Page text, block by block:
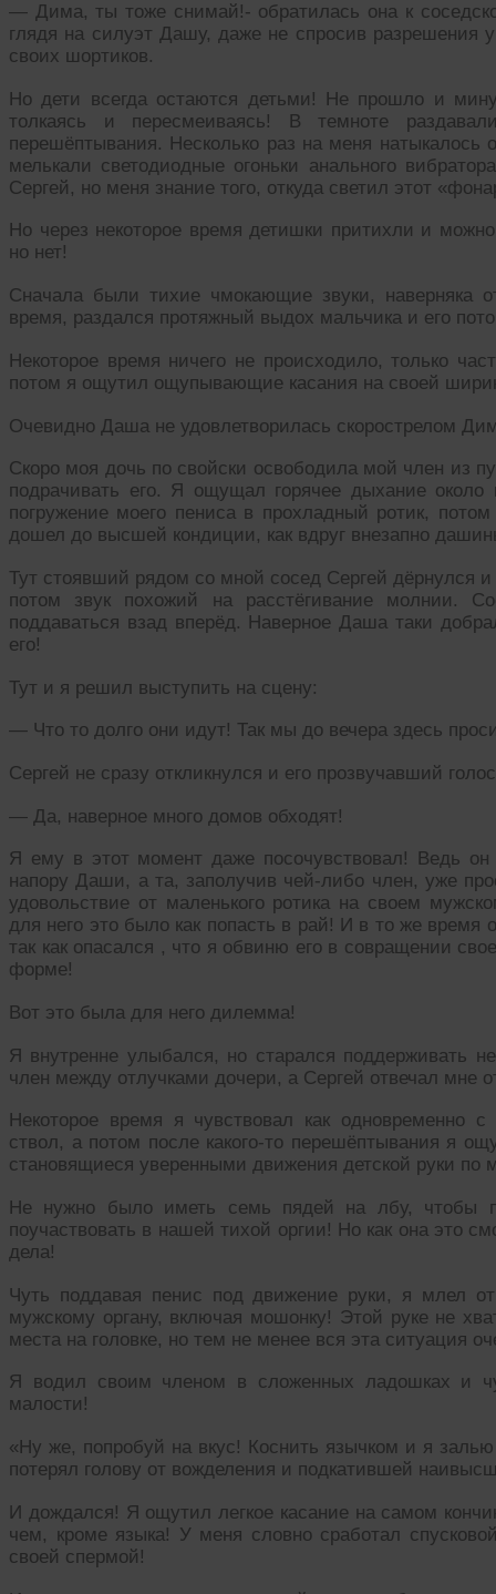
— Дима, ты тоже снимай!- обратилась она к
глядя на силуэт Дашу, даже не спросив разрешения
своих шортиков.
Но дети всегда остаются детьми! Не прошло и
толкаясь и пересмеиваясь! В темноте
перешёптывания. Несколько раз на меня
мелькали светодиодные огоньки анального
Сергей, но меня знание того, откуда светил этот
Но через некоторое время детишки притихли и
но нет!
Сначала были тихие чмокающие звуки, наверняка
время, раздался протяжный выдох мальчика и его
Некоторое время ничего не происходило, только
потом я ощутил ощупывающие касания на своей
Очевидно Даша не удовлетворилась скорострелом
Скоро моя дочь по свойски освободила мой член из
подрачивать его. Я ощущал горячее дыхание около
погружение моего пениса в прохладный ротик,
дошел до высшей кондиции, как вдруг внезапно
Тут стоявший рядом со мной сосед Сергей дёрнулся
потом звук похожий на расстёгивание молнии.
поддаваться взад вперёд. Наверное Даша таки
его!
Тут и я решил выступить на сцену:
— Что то долго они идут! Так мы до вечера здесь
Сергей не сразу откликнулся и его прозвучавший
— Да, наверное много домов обходят!
Я ему в этот момент даже посочувствовал! Ведь он
напору Даши, а та, заполучив чей-либо член, уже
удовольствие от маленького ротика на своем
для него это было как попасть в рай! И в то же время
так как опасался , что я обвиню его в совращении
форме!
Вот это была для него дилемма!
Я внутренне улыбался, но старался поддерживать
член между отлучками дочери, а Сергей отвечал
Некоторое время я чувствовал как
ствол, а потом после какого-то перешёптывания я
становящиеся уверенными движения детской руки по
Не нужно было иметь семь пядей на лбу, чтобы
поучаствовать в нашей тихой оргии! Но как она это
дела!
Чуть поддавая пенис под движение руки, я млел
мужскому органу, включая мошонку! Этой руке не
места на головке, но тем не менее вся эта ситуация
Я водил своим членом в сложенных ладошках и
малости!
«Ну же, попробуй на вкус! Коснить язычком и я
потерял голову от вожделения и подкатившей
И дождался! Я ощутил легкое касание на самом
чем, кроме языка! У меня словно сработал
своей спермой!